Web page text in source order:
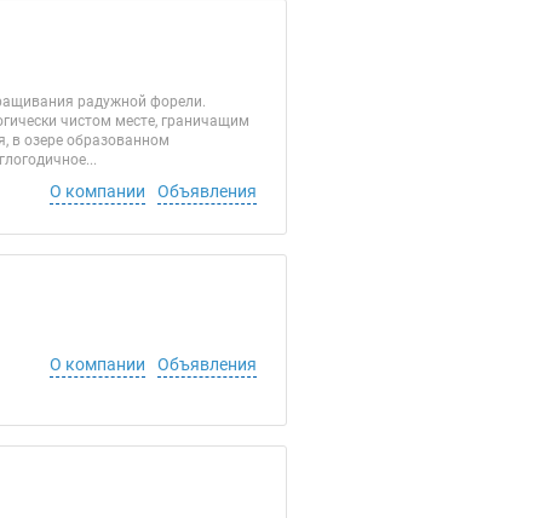
радужной форели.
чистом месте, граничащим
в озере образованном
О компании Объявления
О компании Объявления